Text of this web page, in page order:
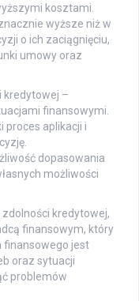
kosztami.
wyższe niż w
o ich zaciągnięciu,
umowy oraz
kredytowej –
finansowymi.
proces aplikacji i
dopasowania
możliwości
zdolności kredytowej,
finansowym, który
finansowego jest
oraz sytuacji
problemów